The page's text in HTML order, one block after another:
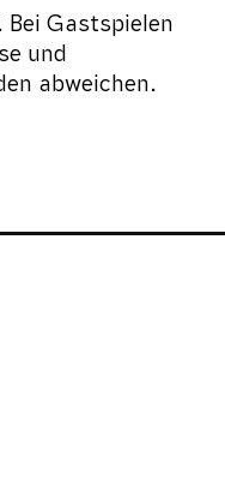
Bei Gastspielen
und
abweichen.